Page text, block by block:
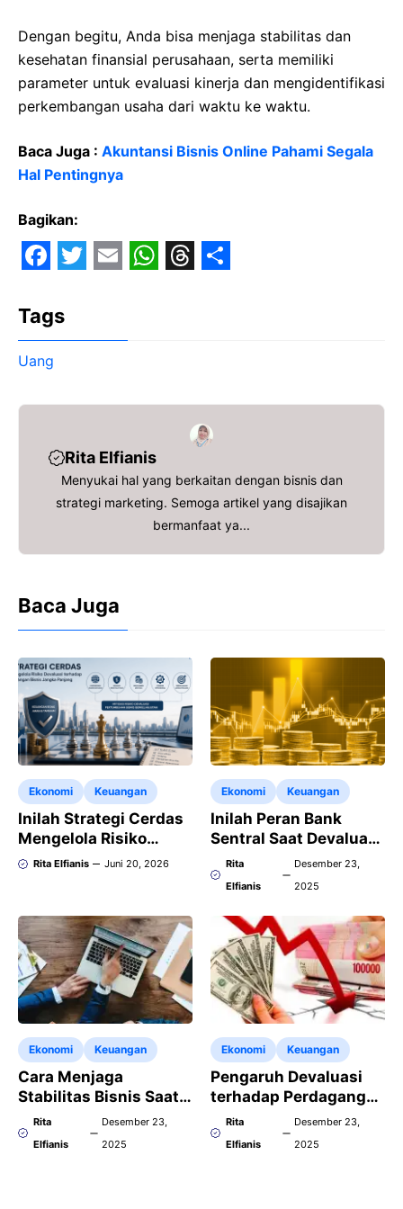
Dengan begitu, Anda bisa menjaga stabilitas dan
kesehatan finansial perusahaan, serta memiliki
parameter untuk evaluasi kinerja dan mengidentifikasi
perkembangan usaha dari waktu ke waktu.
Baca Juga : Akuntansi Bisnis Online Pahami Segala
Hal Pentingnya
Bagikan:
a
c
e
b
w
i
t
r
a
l
s
p
p
a e
Tags
Uang
Rita Elfianis
Menyukai hal yang berkaitan dengan bisnis dan
strategi marketing. Semoga artikel yang disajikan
bermanfaat ya...
Baca Juga
Ekonomi Keuangan
Inilah Strategi Cerdas
Mengelola Risiko
Devaluasi terhadap
Rita Elfianis Juni 20, 2026
Ekonomi Keuangan
Inilah Peran Bank
Sentral Saat Devaluasi
Terjadi pada Sistem
Moneter
Rita
Elfianis
Desember 23,
2025
Ekonomi Keuangan
Cara Menjaga
Stabilitas Bisnis Saat
Devaluasi Terjadi
Secara Mendadak
Rita
Elfianis
Desember 23,
2025
Ekonomi Keuangan
Pengaruh Devaluasi
terhadap Perdagangan
Internasional dan
Neraca Ekspor
Rita
Elfianis
Desember 23,
2025